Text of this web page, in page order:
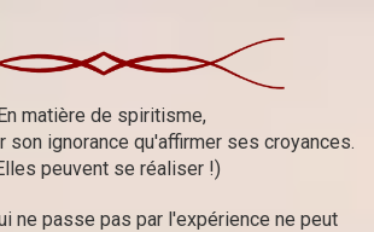
matière de spiritisme,
son ignorance qu'affirmer ses croyances.
peuvent se réaliser !)
ne passe pas par l'expérience ne peut